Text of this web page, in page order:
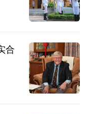
合